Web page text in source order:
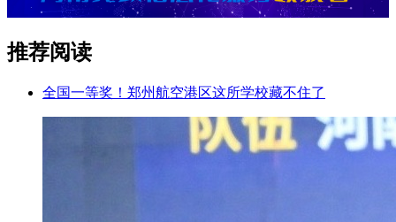
推荐阅读
全国一等奖！郑州航空港区这所学校藏不住了